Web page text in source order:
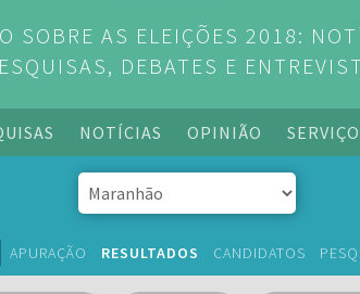
SOBRE AS ELEIÇÕES 2018:
DEBATES E
NOTÍCIAS OPINIÃO
APURAÇÃO RESULTADOS CANDIDATOS